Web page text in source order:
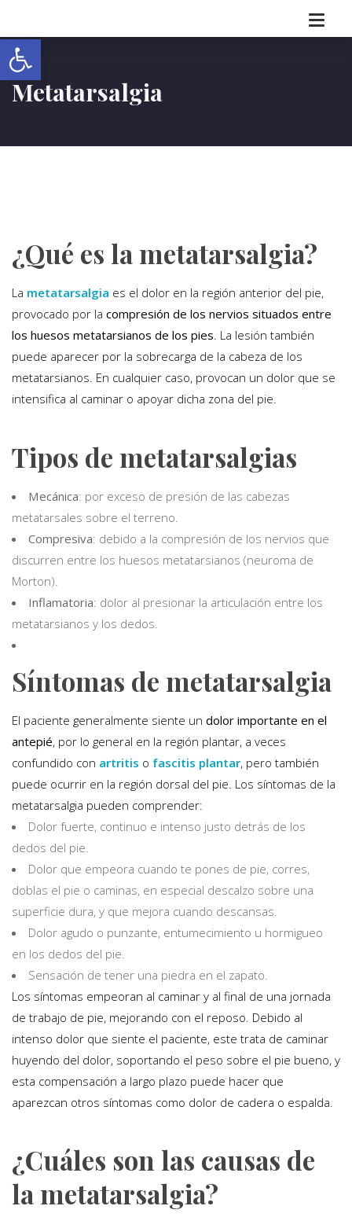
Abrir barra de herramientas
Metatarsalgia
¿Qué es la metatarsalgia?
La metatarsalgia es el dolor en la región anterior del pie,
provocado por la compresión de los nervios situados entre
los huesos metatarsianos de los pies. La lesión también
puede aparecer por la sobrecarga de la cabeza de los
metatarsianos. En cualquier caso, provocan un dolor que se
intensifica al caminar o apoyar dicha zona del pie.
Tipos de metatarsalgias
Mecánica: por exceso de presión de las cabezas
metatarsales sobre el terreno.
Compresiva: debido a la compresión de los nervios que
discurren entre los huesos metatarsianos (neuroma de
Morton).
Inflamatoria: dolor al presionar la articulación entre los
metatarsianos y los dedos.
Síntomas de metatarsalgia
El paciente generalmente siente un dolor importante en el
antepié, por lo general en la región plantar, a veces
confundido con artritis o fascitis plantar, pero también
puede ocurrir en la región dorsal del pie. Los síntomas de la
metatarsalgia pueden comprender:
Dolor fuerte, continuo e intenso justo detrás de los
dedos del pie.
Dolor que empeora cuando te pones de pie, corres,
doblas el pie o caminas, en especial descalzo sobre una
superficie dura, y que mejora cuando descansas.
Dolor agudo o punzante, entumecimiento u hormigueo
en los dedos del pie.
Sensación de tener una piedra en el zapato.
Los síntomas empeoran al caminar y al final de una jornada
de trabajo de pie, mejorando con el reposo. Debido al
intenso dolor que siente el paciente, este trata de caminar
huyendo del dolor, soportando el peso sobre el pie bueno, y
esta compensación a largo plazo puede hacer que
aparezcan otros síntomas como dolor de cadera o espalda.
¿Cuáles son las causas de
la metatarsalgia?